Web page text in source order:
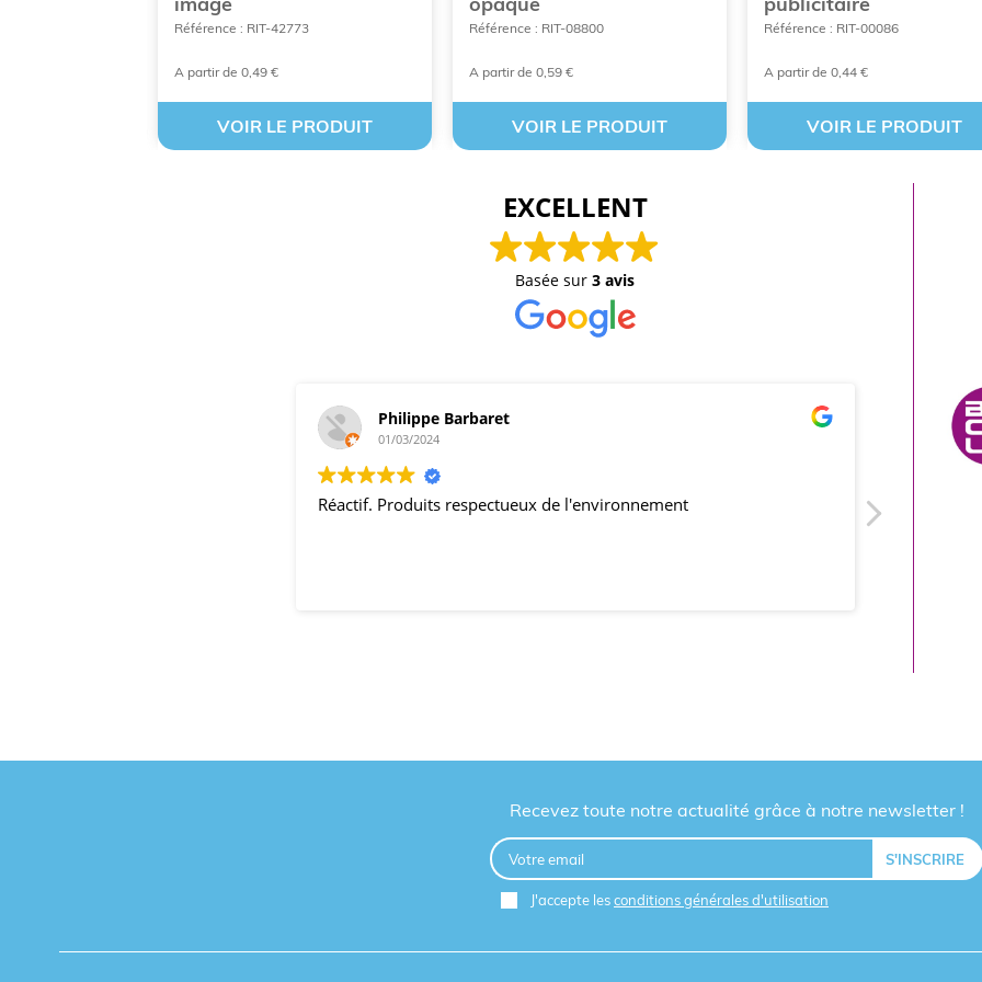
Référence : RIT-42773
A partir de 0,49 €
VOIR LE PRODUIT
Référence : RIT-08800
A partir de 0,59 €
VOIR LE PRODUIT
Référence : RIT-00086
A partir de 0,44 €
VOIR LE PRODUIT
EXCELLENT
Basée sur3 avis
Philippe Barbaret
01/03/2024
Réactif. Produits respectueux de l'environnement
21/
Recevez toute notre actualité grâce à notre newsletter !
J'accepte lesconditions générales d'utilisation